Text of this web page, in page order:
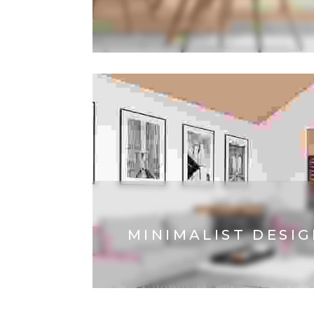
MINIMALIST